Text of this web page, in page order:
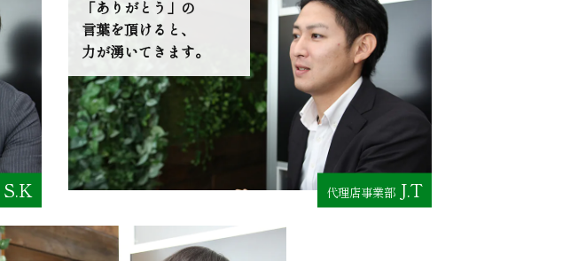
S.K
「ありがとう」の
言葉を頂けると、
力が湧いてきます。
代理店事業部 J.T